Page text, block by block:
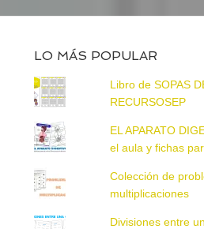
LO MÁS POPULAR
Libro de SOPAS
RECURSOSEP
EL APARATO
el aula y fichas
Colección de
multiplicaciones
Divisiones entre